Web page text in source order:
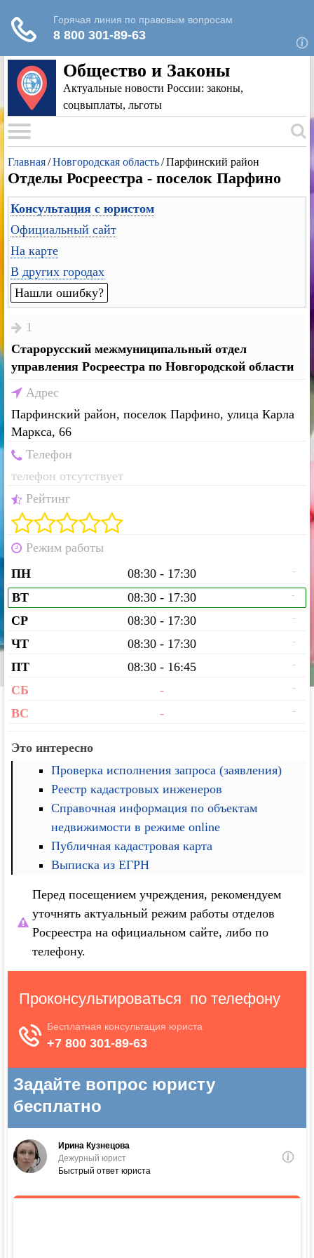
Общество и Законы
Актуальные новости России: законы,
соцвыплаты, льготы
Главная/Новгородская область/Парфинский район
Отделы Росреестра - поселок Парфино
Консультация с юристом
Официальный сайт
На карте
В других городах
Нашли ошибку?
1
Старорусский межмуниципальный отдел
управления Росреестра по Новгородской области
Адрес
Парфинский район, поселок Парфино, улица Карла
Маркса, 66
Телефон
телефон отсутствует
Рейтинг
Режим работы
ПН
08:30 - 17:30 -
ВТ 08:30 - 17:30 -
СР 08:30 - 17:30 -
ЧТ 08:30 - 17:30 -
ПТ 08:30 - 16:45 -
СБ - -
ВС - -
Это интересно
Проверка исполнения запроса (заявления)
Реестр кадастровых инженеров
Справочная информация по объектам
недвижимости в режиме online
Публичная кадастровая карта
Выписка из ЕГРН
Перед посещением учреждения, рекомендуем
уточнять актуальный режим работы отделов
Росреестра на официальном сайте, либо по
телефону.
Для любых предложений по сайту: rk-
reestr@cp9.ru